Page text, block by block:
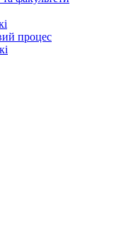
процес